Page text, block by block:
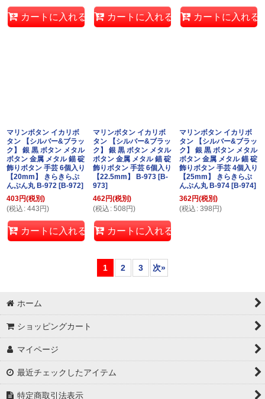
カートに入れる カートに入れる カートに入れる
マリンボタン イカリボ
タン 【シルバー&ブラッ
ク】 銀 黒 ボタン メタル
ボタン 金属 メタル 錨 碇
飾りボタン 手芸 6個入り
【20mm】 きらきらぷ
んぷん丸 B-972 [B-972]
403円(税別)
(税込 : 443 円)
カートに入れる
マリンボタン イカリボ
タン 【シルバー&ブラッ
ク】 銀 黒 ボタン メタル
ボタン 金属 メタル 錨 碇
飾りボタン 手芸 6個入り
【22.5mm】 B-973 [B-
973]
462円(税別)
(税込 : 508 円)
カートに入れる
マリンボタン イカリボ
タン 【シルバー&ブラッ
ク】 銀 黒 ボタン メタル
ボタン 金属 メタル 錨 碇
飾りボタン 手芸 4個入り
【25mm】 きらきらぷ
んぷん丸 B-974 [B-974]
362円(税別)
(税込 : 398 円)
1 2 3 次»
ホーム
ショッピングカート
マイページ
最近チェックしたアイテム
特定商取引法表示